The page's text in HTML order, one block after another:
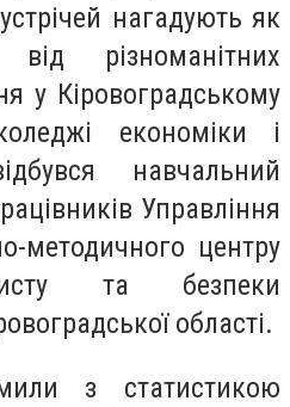
нагадують як
різноманітних
у Кіровоградському
економіки і
навчальний
Управління
методичного центру
та безпеки
області.
з статистикою